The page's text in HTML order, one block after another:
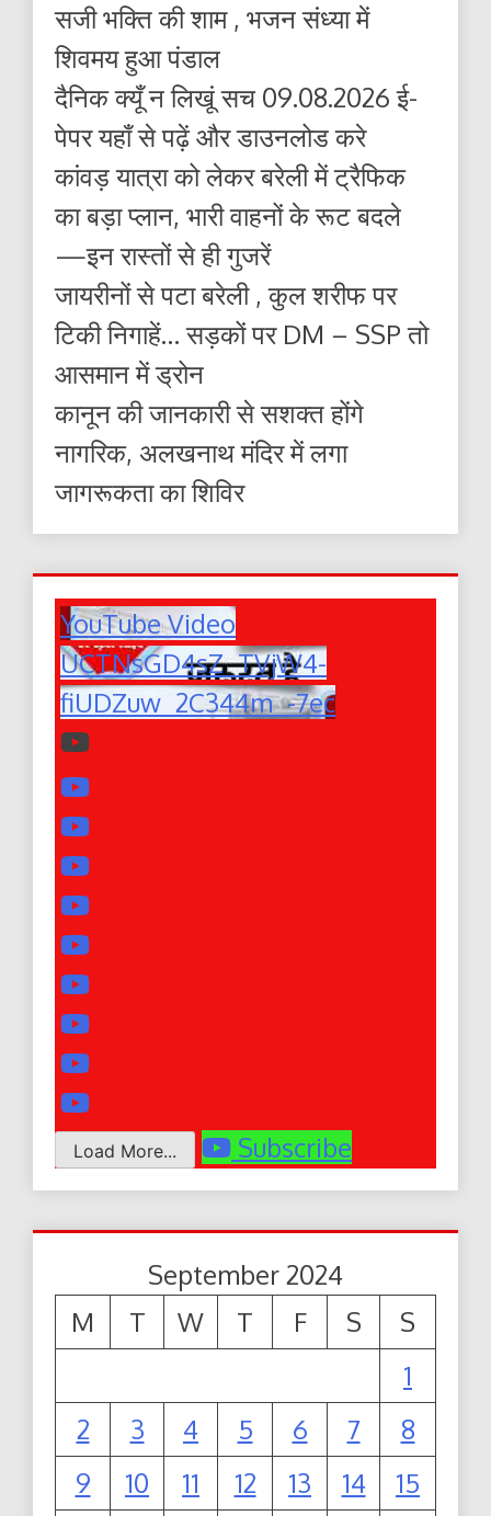
सजी भक्ति की शाम , भजन संध्या में
शिवमय हुआ पंडाल
दैनिक क्यूँ न लिखूं सच 09.08.2026 ई-
पेपर यहाँ से पढ़ें और डाउनलोड करे
कांवड़ यात्रा को लेकर बरेली में ट्रैफिक
का बड़ा प्लान, भारी वाहनों के रूट बदले
—इन रास्तों से ही गुजरें
जायरीनों से पटा बरेली , कुल शरीफ पर
टिकी निगाहें… सड़कों पर DM – SSP तो
आसमान में ड्रोन
कानून की जानकारी से सशक्त होंगे
नागरिक, अलखनाथ मंदिर में लगा
जागरूकता का शिविर
YouTube Video
UCTNsGD4sZ_TVjW4-
fiUDZuw_2C344m_-7ec
Load More... Subscribe
September 2024
M
T W T F S
S
1
2
3 4 5 6 7
8
9
10 11 12 13 14
15